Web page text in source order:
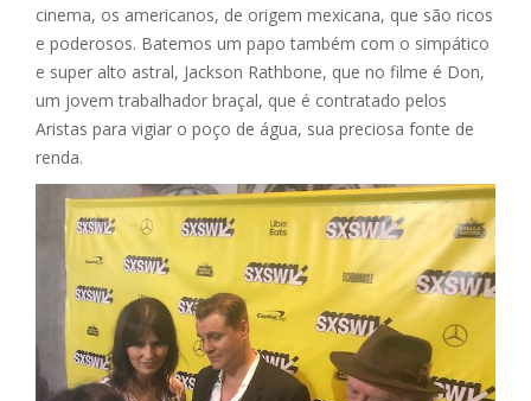
cinema, os americanos, de origem mexicana, que são ricos
e poderosos. Batemos um papo também com o simpático
e super alto astral, Jackson Rathbone, que no filme é Don,
um jovem trabalhador braçal, que é contratado pelos
Aristas para vigiar o poço de água, sua preciosa fonte de
renda.